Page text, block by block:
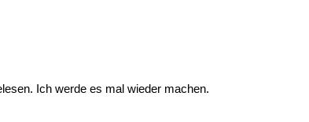
Ich werde es mal wieder machen.